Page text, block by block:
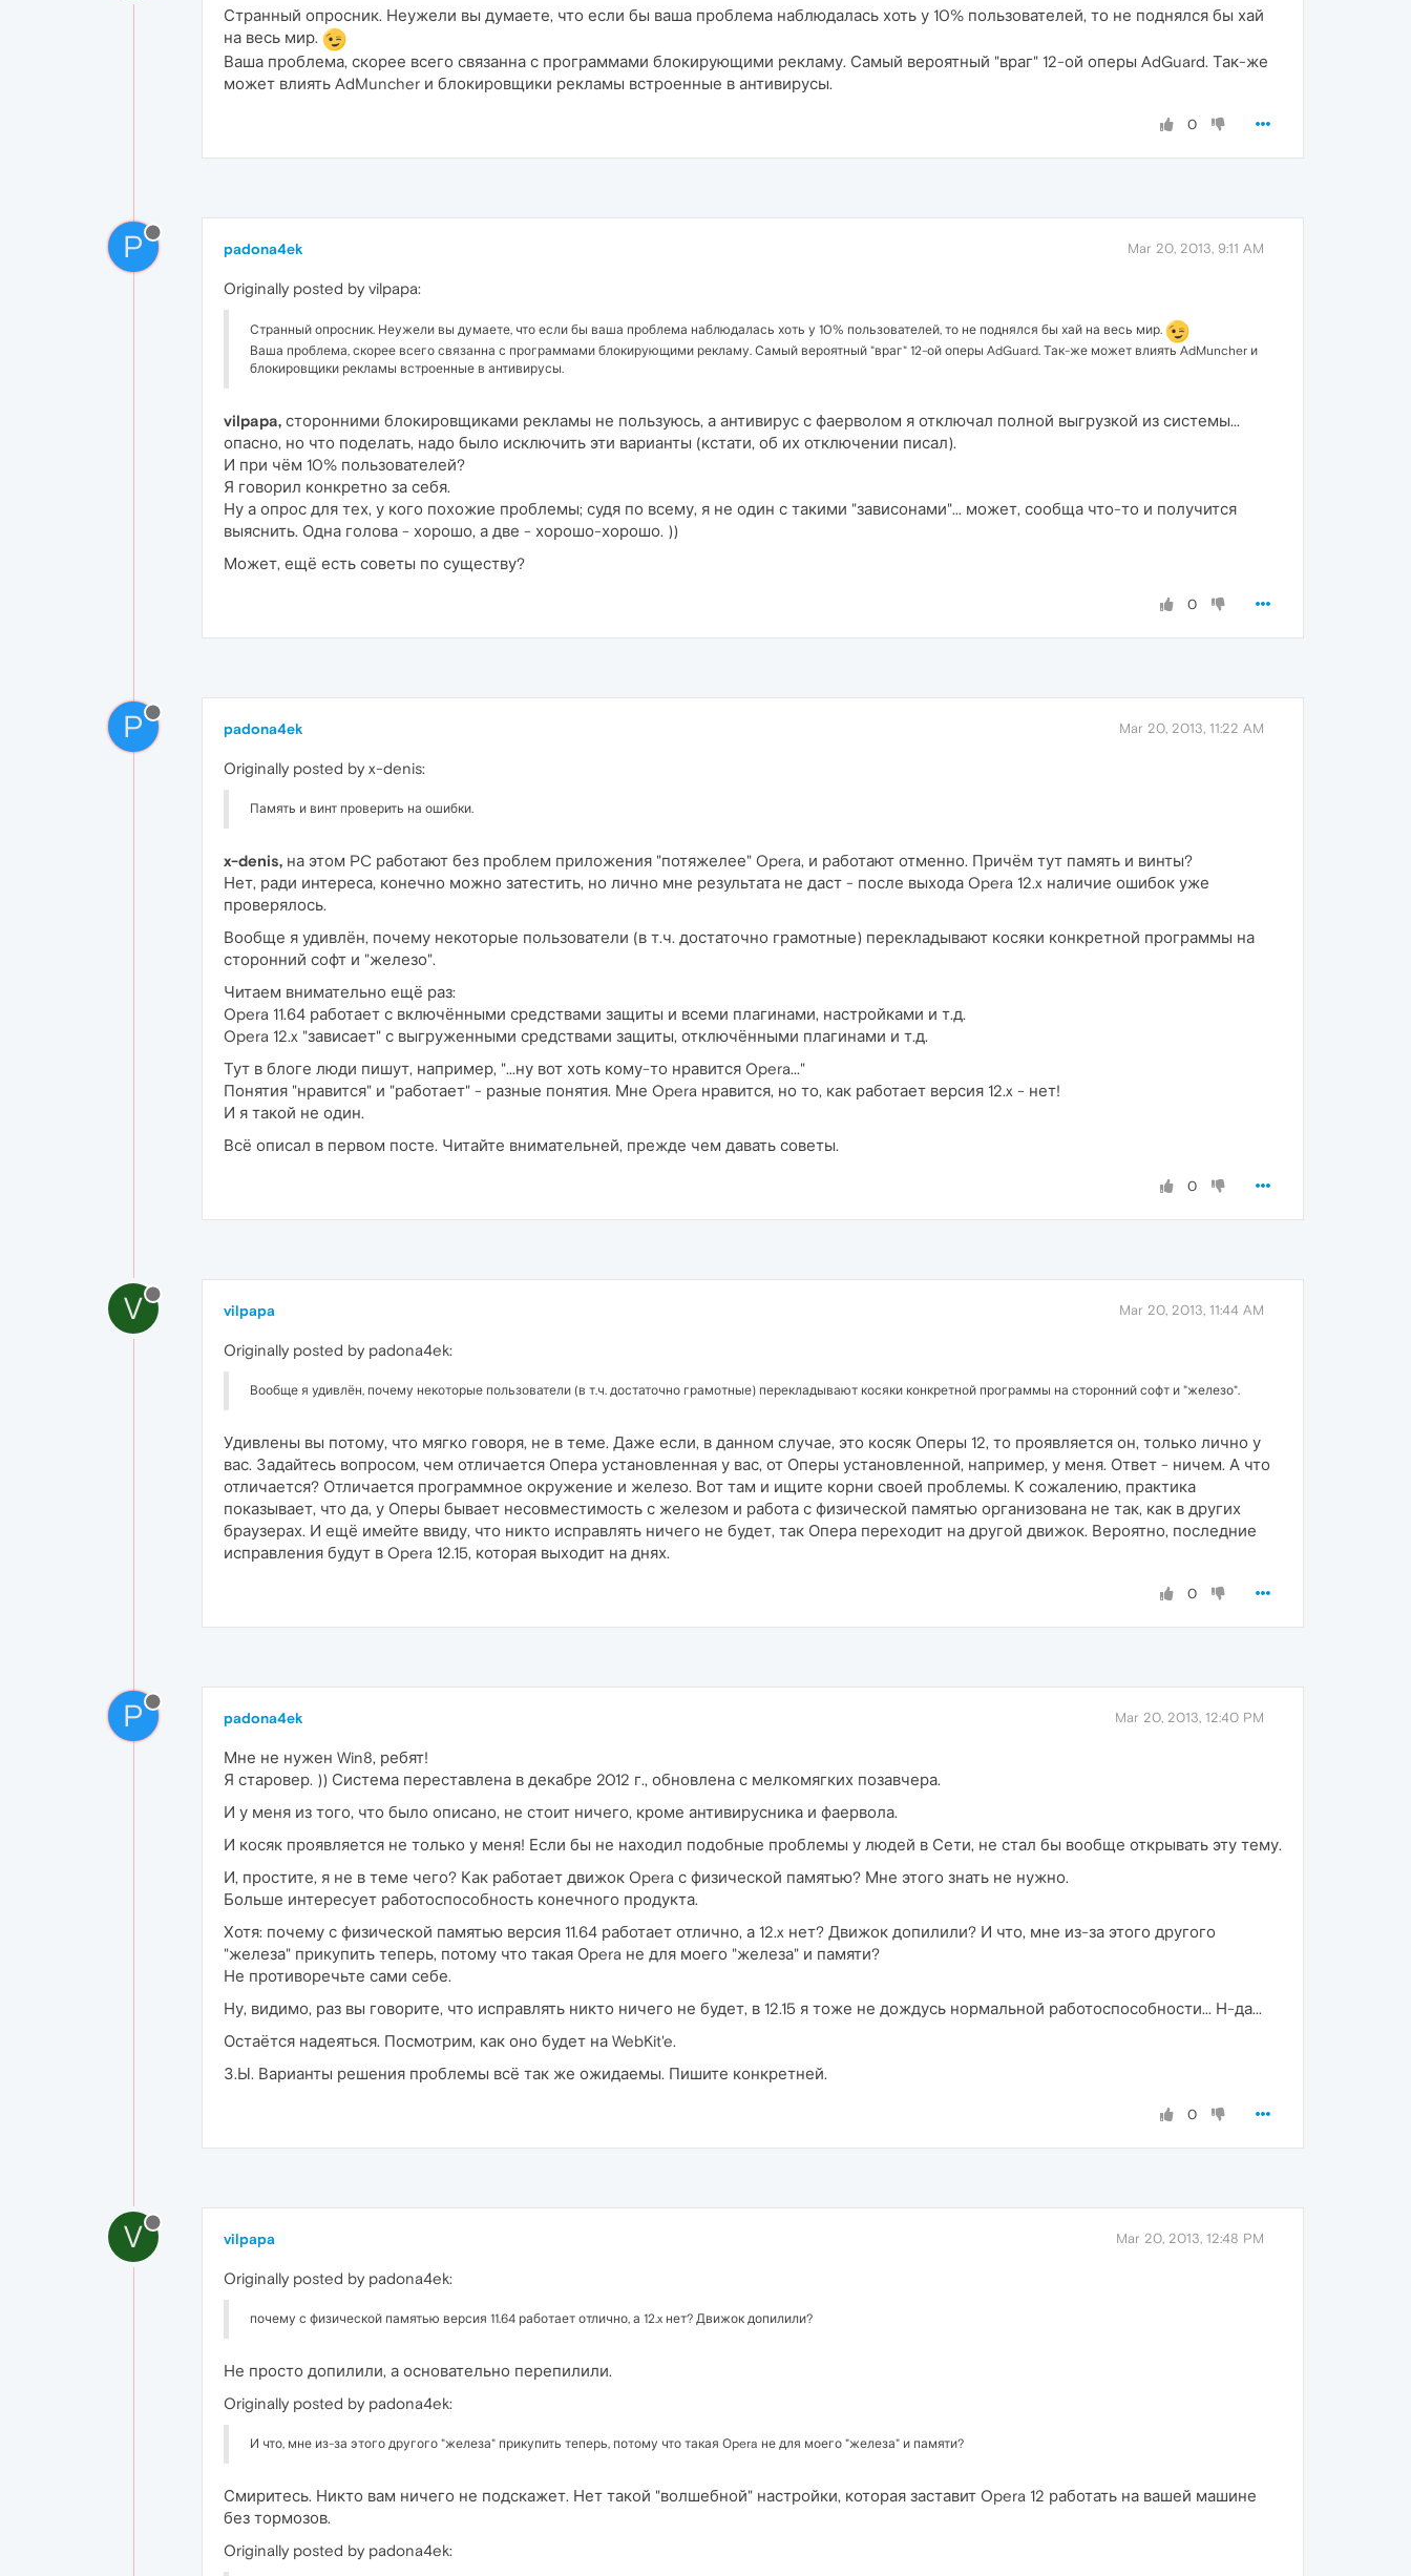
Странный опросник. Неужели вы думаете, что если бы ваша проблема наблюдалась хоть у 10% пользователей, то не поднялся бы хай
на весь мир.
Ваша проблема, скорее всего связанна с программами блокирующими рекламу. Самый вероятный "враг" 12-ой оперы AdGuard. Так-же
может влиять AdMuncher и блокировщики рекламы встроенные в антивирусы.
0
P padona4ek Mar 20, 2013, 9:11 AM
Originally posted by vilpapa:
Странный опросник. Неужели вы думаете, что если бы ваша проблема наблюдалась хоть у 10% пользователей, то не поднялся бы хай на весь мир.
Ваша проблема, скорее всего связанна с программами блокирующими рекламу. Самый вероятный "враг" 12-ой оперы AdGuard. Так-же может влиять AdMuncher и
блокировщики рекламы встроенные в антивирусы.
vilpapa, сторонними блокировщиками рекламы не пользуюсь, а антивирус с фаерволом я отключал полной выгрузкой из системы...
опасно, но что поделать, надо было исключить эти варианты (кстати, об их отключении писал).
И при чём 10% пользователей?
Я говорил конкретно за себя.
Ну а опрос для тех, у кого похожие проблемы; судя по всему, я не один с такими "зависонами"... может, сообща что-то и получится
выяснить. Одна голова - хорошо, а две - хорошо-хорошо. ))
Может, ещё есть советы по существу?
0
P padona4ek Mar 20, 2013, 11:22 AM
Originally posted by x-denis:
Память и винт проверить на ошибки.
x-denis, на этом PC работают без проблем приложения "потяжелее" Opera, и работают отменно. Причём тут память и винты?
Нет, ради интереса, конечно можно затестить, но лично мне результата не даст - после выхода Opera 12.x наличие ошибок уже
проверялось.
Вообще я удивлён, почему некоторые пользователи (в т.ч. достаточно грамотные) перекладывают косяки конкретной программы на
сторонний софт и "железо".
Читаем внимательно ещё раз:
Opera 11.64 работает с включёнными средствами защиты и всеми плагинами, настройками и т.д.
Opera 12.x "зависает" с выгруженными средствами защиты, отключёнными плагинами и т.д.
Тут в блоге люди пишут, например, "...ну вот хоть кому-то нравится Opera..."
Понятия "нравится" и "работает" - разные понятия. Мне Opera нравится, но то, как работает версия 12.x - нет!
И я такой не один.
Всё описал в первом посте. Читайте внимательней, прежде чем давать советы.
0
V vilpapa Mar 20, 2013, 11:44 AM
Originally posted by padona4ek:
Вообще я удивлён, почему некоторые пользователи (в т.ч. достаточно грамотные) перекладывают косяки конкретной программы на сторонний софт и "железо".
Удивлены вы потому, что мягко говоря, не в теме. Даже если, в данном случае, это косяк Оперы 12, то проявляется он, только лично у
вас. Задайтесь вопросом, чем отличается Опера установленная у вас, от Оперы установленной, например, у меня. Ответ - ничем. А что
отличается? Отличается программное окружение и железо. Вот там и ищите корни своей проблемы. К сожалению, практика
показывает, что да, у Оперы бывает несовместимость с железом и работа с физической памятью организована не так, как в других
браузерах. И ещё имейте ввиду, что никто исправлять ничего не будет, так Опера переходит на другой движок. Вероятно, последние
исправления будут в Opera 12.15, которая выходит на днях.
0
P padona4ek Mar 20, 2013, 12:40 PM
Мне не нужен Win8, ребят!
Я старовер. )) Система переставлена в декабре 2012 г., обновлена с мелкомягких позавчера.
И у меня из того, что было описано, не стоит ничего, кроме антивирусника и фаервола.
И косяк проявляется не только у меня! Если бы не находил подобные проблемы у людей в Сети, не стал бы вообще открывать эту тему.
И, простите, я не в теме чего? Как работает движок Opera с физической памятью? Мне этого знать не нужно.
Больше интересует работоспособность конечного продукта.
Хотя: почему с физической памятью версия 11.64 работает отлично, а 12.x нет? Движок допилили? И что, мне из-за этого другого
"железа" прикупить теперь, потому что такая Оpera не для моего "железа" и памяти?
Не противоречьте сами себе.
Ну, видимо, раз вы говорите, что исправлять никто ничего не будет, в 12.15 я тоже не дождусь нормальной работоспособности... Н-да...
Остаётся надеяться. Посмотрим, как оно будет на WebKit'e.
З.Ы. Варианты решения проблемы всё так же ожидаемы. Пишите конкретней.
0
V vilpapa Mar 20, 2013, 12:48 PM
Originally posted by padona4ek:
почему с физической памятью версия 11.64 работает отлично, а 12.x нет? Движок допилили?
Не просто допилили, а основательно перепилили.
Originally posted by padona4ek:
И что, мне из-за этого другого "железа" прикупить теперь, потому что такая Оpera не для моего "железа" и памяти?
Смиритесь. Никто вам ничего не подскажет. Нет такой "волшебной" настройки, которая заставит Opera 12 работать на вашей машине
без тормозов.
Originally posted by padona4ek: